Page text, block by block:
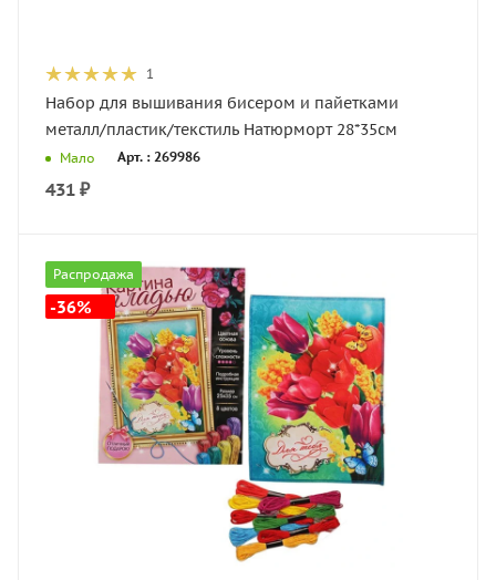
1
Набор для вышивания бисером и пайетками
металл/пластик/текстиль Натюрморт 28*35см
Мало Арт. : 269986
431 ₽
Распродажа
-36%